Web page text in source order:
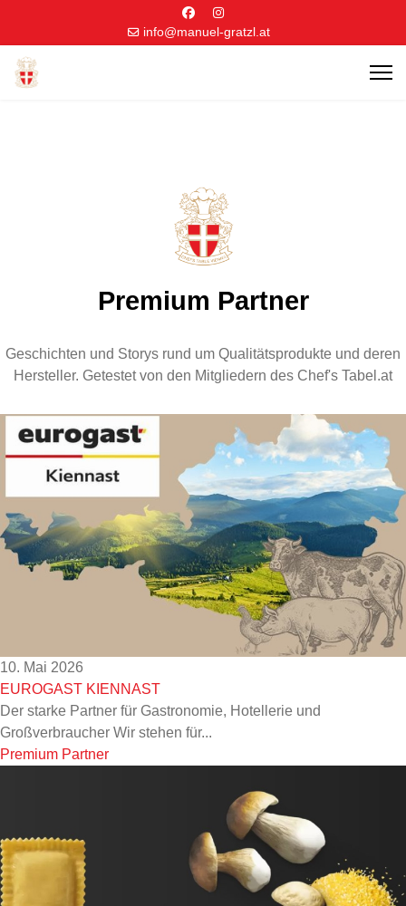
info@manuel-gratzl.at
Premium Partner
Geschichten und Storys rund um Qualitätsprodukte und deren
Hersteller. Getestet von den Mitgliedern des Chef's Tabel.at
10. Mai 2026
EUROGAST KIENNAST
Der starke Partner für Gastronomie, Hotellerie und
Großverbraucher Wir stehen für...
Premium Partner